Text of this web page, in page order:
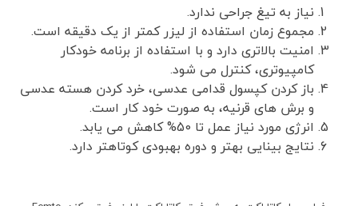
نیاز به تیغ جراحی ندارد.
مجموع زمان استفاده از لیزر کمتر از یک دقیقه است.
امنیت بالاتری دارد و با استفاده از برنامه خودکار
کامپیوتری، کنترل می شود.
باز کردن کپسول قدامی عدسی، خرد کردن هسته عدسی
و برش های قرنیه، به صورت خود کار است.
انرژی مورد نیاز عمل تا 50% کاهش می یابد.
نتایج بینایی بهتر و دوره بهبودی کوتاهتر دارد.